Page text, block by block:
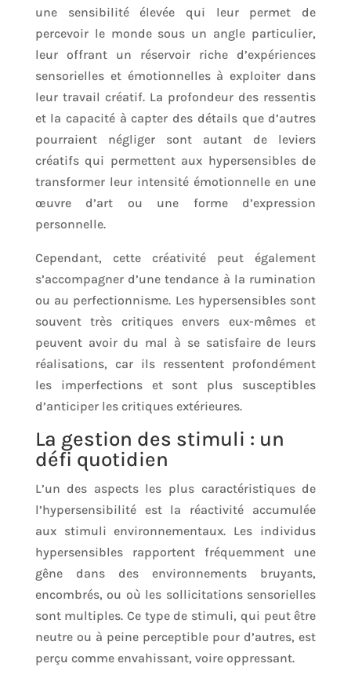
une sensibilité élevée qui leur permet de
percevoir le monde sous un angle particulier,
leur offrant un réservoir riche d’expériences
sensorielles et émotionnelles à exploiter dans
leur travail créatif. La profondeur des ressentis
et la capacité à capter des détails que d’autres
pourraient négliger sont autant de leviers
créatifs qui permettent aux hypersensibles de
transformer leur intensité émotionnelle en une
œuvre d’art ou une forme d’expression
personnelle.
Cependant, cette créativité peut également
s’accompagner d’une tendance à la rumination
ou au perfectionnisme. Les hypersensibles sont
souvent très critiques envers eux-mêmes et
peuvent avoir du mal à se satisfaire de leurs
réalisations, car ils ressentent profondément
les imperfections et sont plus susceptibles
d’anticiper les critiques extérieures.
La gestion des stimuli : un
défi quotidien
L’un des aspects les plus caractéristiques de
l’hypersensibilité est la réactivité accumulée
aux stimuli environnementaux. Les individus
hypersensibles rapportent fréquemment une
gêne dans des environnements bruyants,
encombrés, ou où les sollicitations sensorielles
sont multiples. Ce type de stimuli, qui peut être
neutre ou à peine perceptible pour d’autres, est
perçu comme envahissant, voire oppressant.